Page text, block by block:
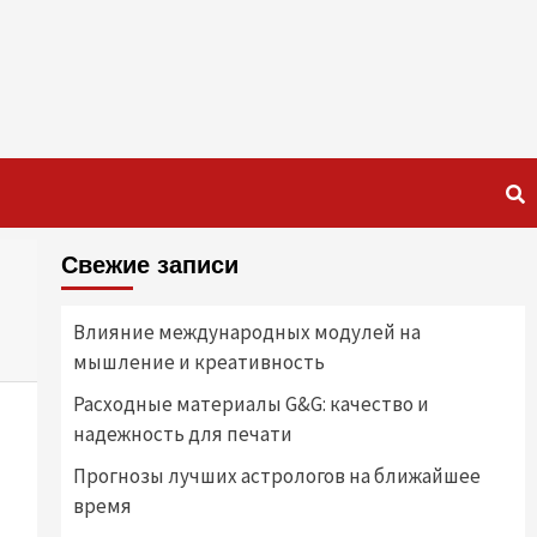
Свежие записи
Влияние международных модулей на
мышление и креативность
Расходные материалы G&G: качество и
надежность для печати
Прогнозы лучших астрологов на ближайшее
время